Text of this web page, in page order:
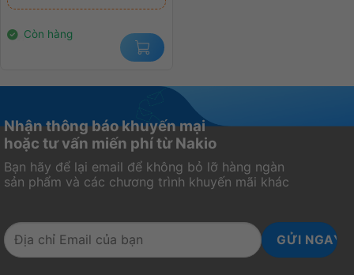
11.800.000₫.
là:
Còn hàng
Nhận thông báo khuyến mại
hoặc tư vấn miến phí từ Nakio
Bạn hãy để lại email để không bỏ lỡ hàng ngàn
sản phẩm và các chương trình khuyến mãi khác